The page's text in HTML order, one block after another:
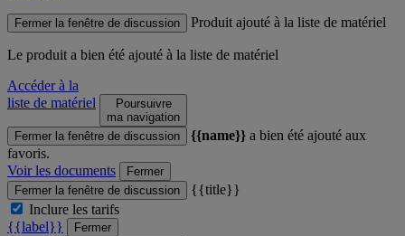
Fermer la fenêtre de discussion Produit ajouté à la liste de matériel
Le produit a bien été ajouté à la liste de matériel
Accéder à la
liste de matériel
Poursuivre
ma navigation
Fermer la fenêtre de discussion
{{name}} a bien été ajouté aux
favoris.
Voir les documents
Fermer
Fermer la fenêtre de discussion
{{title}}
Inclure les tarifs
{{label}}
Fermer